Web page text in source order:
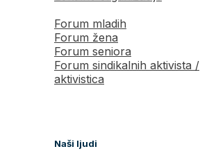
Forum mladih
Forum žena
Forum seniora
Forum sindikalnih aktivista /
aktivistica
Naši ljudi